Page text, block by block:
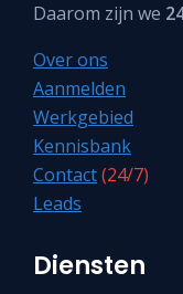
Daarom zijn we
Over ons
Aanmelden
Werkgebied
Kennisbank
Contact(24/7)
Leads
Diensten